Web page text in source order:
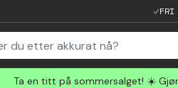
FRI
Ta en titt på sommersalget! ☀️